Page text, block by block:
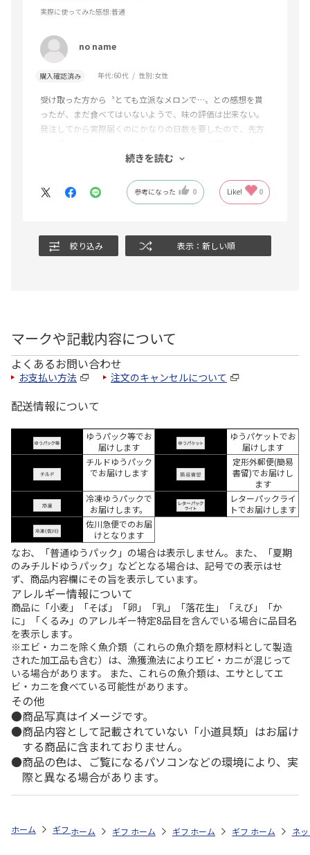
実際に使ってみた感想:普通
no name
購入確認済み 年代:60代 性別:女性
受け取った方から〝とても立派なメロンで…〟との感想を貰
ったが、まだ食べてはいないようで、味の評価は出来ない。
発注してから実際届くのにかなりの日数を要したので、先方
続きを読む
参考になった 0 Like! 0
絞り込み 表示：新しい順
マークや記載内容について
よくあるお問い合わせ
お支払い方法 注文のキャンセルについて
配送情報について
ゆうパック等でお
届けします
ゆうパケットでお
届けします
チルドゆうパック
でお届けします
定形外郵便(簡易
書留)でお届けし
ます
冷凍ゆうパックで
お届けします。
レターパックライ
トでお届けします
佐川急便でのお届
けとなります
なお、「普通ゆうパック」の場合は表示しません。また、「夏期
のみチルドゆうパック」などとなる場合は、記号での表示はせ
ず、商品内容欄にその旨を表示しています。
アレルギー情報について
商品に「小麦」「そば」「卵」「乳」「落花生」「えび」「か
に」「くるみ」のアレルギー特定8品目を含んでいる場合に品目名
を表示します。
※エビ・カニを除く魚介類（これらの魚介類を原材料として製造
された加工品も含む）は、漁獲漁法によりエビ・カニが混じって
いる場合があります。 また、これらの魚介類は、エサとしてエ
ビ・カニを食べている可能性があります。
その他
商品写真はイメージです。
商品内容として記載されていない「小道具類」はお届け
する商品に含まれておりません。
商品の色は、ご覧になるパソコンなどの環境により、実
際と異なる場合があります。
ホーム ギフトストア お中元・夏ギフト特集 2026 お菓子・スイーツ
ホーム ギフトストア お中元・夏ギフト特集 2026
ホーム ギフトストア お中元・夏ギフト
ホーム ギフトストア お
ホーム ネ